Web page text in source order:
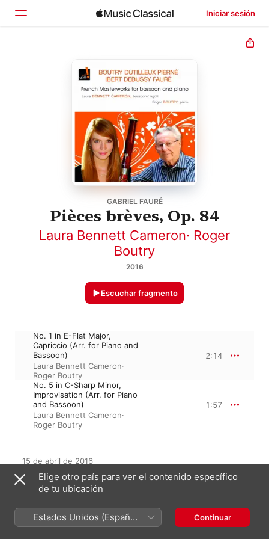
Iniciar sesión
GABRIEL FAURÉ
Pièces brèves, Op. 84
Laura Bennett Cameron· Roger
Boutry
2016
Escuchar fragmento
No. 1 in E-Flat Major,
Capriccio (Arr. for Piano and
Bassoon)
Laura Bennett Cameron·
Roger Boutry
2:14
No. 5 in C-Sharp Minor,
Improvisation (Arr. for Piano
and Bassoon)
Laura Bennett Cameron·
Roger Boutry
1:57
15 de abril de 2016
2 piezas, 4 minutos
℗ 2016 Indésens 2015
Del álbum
Elige otro país para ver el contenido específico
de tu ubicación
Estados Unidos (Español
México)
Continuar